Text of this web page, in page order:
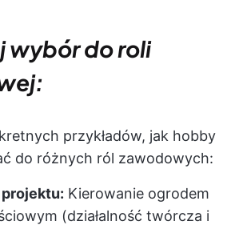
wybór do roli
przykładów, jak hobby
do różnych ról zawodowych:
Kierowanie ogrodem
(działalność twórcza i